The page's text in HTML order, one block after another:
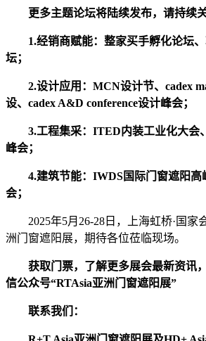
更多主题论坛将陆续发布，请持续关
1.经销商赋能：整家买手孵化论坛
坛；
2.设计应用：MCN设计节、cadex
设、cadex A&D conference设计峰会；
3.工程集采：ITED内装工业化大会
峰会；
4.建筑节能：IWDS国际门窗遮阳
会；
2025年5月26-28日，上海虹桥·国家
洲门窗遮阳展，期待各位莅临现场。
获取门票，了解更多展会最新资讯
信公众号“RTAsia亚洲门窗遮阳展”
联系我们：